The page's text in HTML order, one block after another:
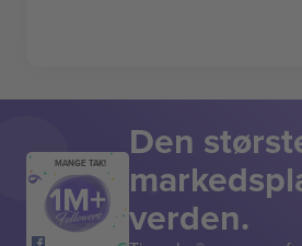
MANGE TAK! Den
verden.